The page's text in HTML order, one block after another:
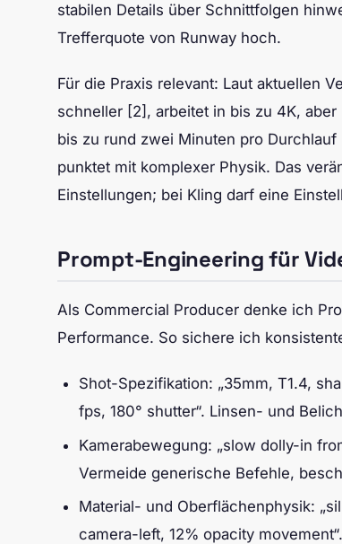
stabilen Details über Schnittfolgen
Trefferquote von Runway hoch.
Für die Praxis relevant: Laut aktuellen
schneller [2], arbeitet in bis zu 4K,
bis zu rund zwei Minuten pro
punktet mit komplexer Physik. Das
Einstellungen; bei Kling darf eine
Prompt-Engineering für
Als Commercial Producer denke ich
Performance. So sichere ich
Shot-Spezifikation: „35mm, T1.4,
fps, 180° shutter“. Linsen- und
Kamerabewegung: „slow dolly-in
Vermeide generische Befehle,
Material- und Oberflächenphysik:
camera-left, 12% opacity